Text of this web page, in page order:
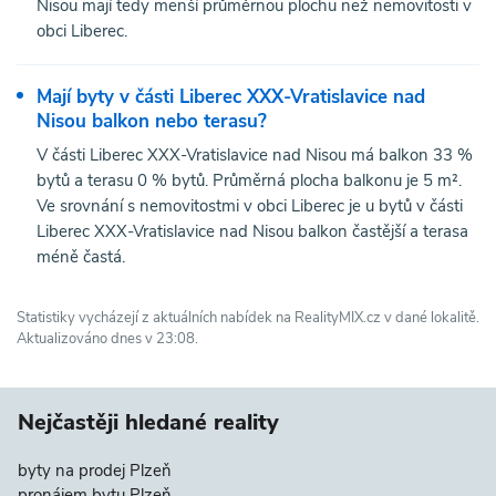
Nisou mají tedy menší průměrnou plochu než nemovitosti v
obci Liberec.
Mají byty v části Liberec XXX-Vratislavice nad
Nisou balkon nebo terasu?
V části Liberec XXX-Vratislavice nad Nisou má balkon 33 %
bytů a terasu 0 % bytů. Průměrná plocha balkonu je 5 m².
Ve srovnání s nemovitostmi v obci Liberec je u bytů v části
Liberec XXX-Vratislavice nad Nisou balkon častější a terasa
méně častá.
Statistiky vycházejí z aktuálních nabídek na RealityMIX.cz v dané lokalitě.
Aktualizováno dnes v 23:08.
Nejčastěji hledané reality
byty na prodej Plzeň